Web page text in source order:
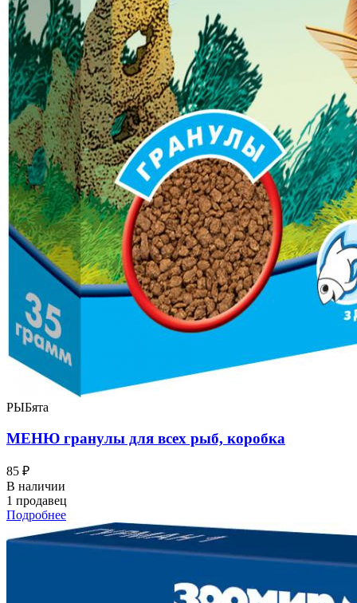
РЫБята
МЕНЮ гранулы для всех рыб, коробка
85 ₽
В наличии
1 продавец
Подробнее